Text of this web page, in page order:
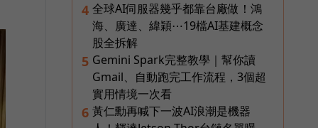
4 全球AI伺服器幾乎都靠台廠做！鴻
海、廣達、緯穎⋯19檔AI基建概念
股全拆解
5 Gemini Spark完整教學｜幫你讀
Gmail、自動跑完工作流程，3個超
實用情境一次看
6 黃仁勳再喊下一波AI浪潮是機器